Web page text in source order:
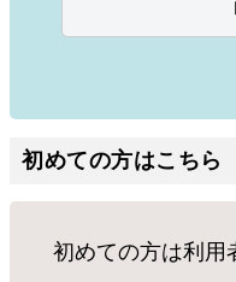
初めての方はこちら
初めての方は利用